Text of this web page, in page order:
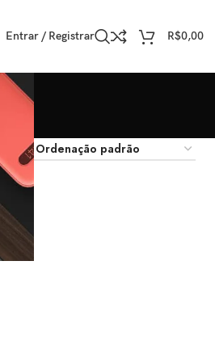
Entrar / Registrar R$0,00